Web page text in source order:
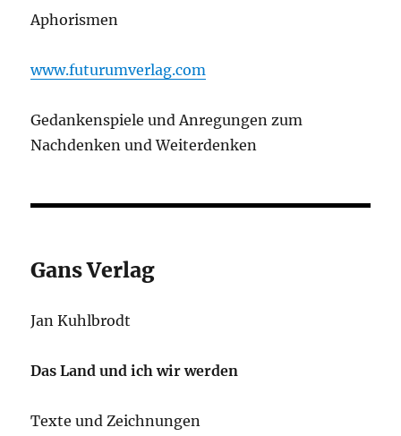
Aphorismen
www.futurumverlag.com
Gedankenspiele und Anregungen zum
Nachdenken und Weiterdenken
Gans Verlag
Jan Kuhlbrodt
Das Land und ich wir werden
Texte und Zeichnungen